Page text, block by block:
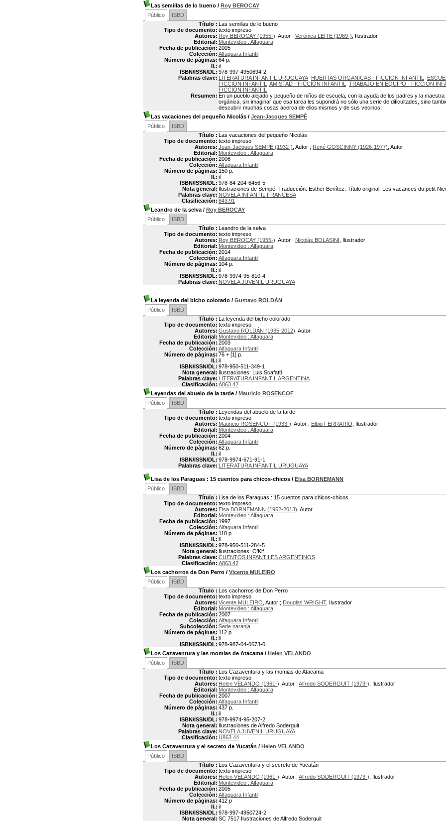
Las semillas de lo bueno / Roy BEROCAY
Público
ISBD
Título : Las semillas de lo bueno
Tipo de documento: texto impreso
Autores: Roy BEROCAY (1955-) , Autor ; Verónica LEITE (1969-) , Ilustrador
Editorial: Montevideo : Alfaguara
Fecha de publicación: 2005
Colección: Alfaguara Infantil
Número de páginas: 64 p.
Il.: il
ISBN/ISSN/DL: 978-997-4950694-2
Palabras clave: LITERATURA INFANTIL URUGUAYA HUERTAS ORGANICAS - FICCION INFANTIL
FICCION INFANTIL
AMISTAD - FICCION INFANTIL
TRABAJO EN EQUIPO - FICCION
FICCION INFANTIL
Resumen: En un pueblo alejado y pequeño de niños de escuela, con la ayuda de los padres y la
orgánica, sin imaginar que esa tarea les supondrá no sólo una serie de dificultades, sino
descubrir muchas cosas acerca de ellos mismos y de sus vecinos.
Las vacaciones del pequeño Nicolás / Jean-Jacques SEMPÉ
Público
ISBD
Título : Las vacaciones del pequeño Nicolás
Tipo de documento: texto impreso
Autores: Jean-Jacques SEMPÉ (1932-) , Autor ; René GOSCINNY (1926-1977) , Autor
Editorial: Montevideo : Alfaguara
Fecha de publicación: 2006
Colección: Alfaguara Infantil
Número de páginas: 150 p.
Il.: il
ISBN/ISSN/DL: 978-84-204-6456-5
Nota general: Ilustraciones de Sempé. Traducción: Esther Benítez. Título original: Les vacances du petit
Palabras clave: NOVELA INFANTIL FRANCESA
Clasificación: 843.91
Leandro de la selva / Roy BEROCAY
Público
ISBD
Título : Leandro de la selva
Tipo de documento: texto impreso
Autores: Roy BEROCAY (1955-) , Autor ; Nicolás BOLASINI , Ilustrador
Editorial: Montevideo : Alfaguara
Fecha de publicación: 2014
Colección: Alfaguara Infantil
Número de páginas: 104 p.
Il.: il
ISBN/ISSN/DL: 978-9974-95-810-4
Palabras clave: NOVELA JUVENIL URUGUAYA
La leyenda del bicho colorado / Gustavo ROLDÁN
Público
ISBD
Título : La leyenda del bicho colorado
Tipo de documento: texto impreso
Autores: Gustavo ROLDÁN (1935-2012) , Autor
Editorial: Montevideo : Alfaguara
Fecha de publicación: 2003
Colección: Alfaguara Infantil
Número de páginas: 76 + [1] p.
Il.: il
ISBN/ISSN/DL: 978-950-511-349-1
Nota general: Ilustraciones: Luis Scafatti
Palabras clave: LITERATURA INFANTIL ARGENTINA
Clasificación: A863.42
Leyendas del abuelo de la tarde / Mauricio ROSENCOF
Público
ISBD
Título : Leyendas del abuelo de la tarde
Tipo de documento: texto impreso
Autores: Mauricio ROSENCOF (1933-) , Autor ; Elbio FERRARIO , Ilustrador
Editorial: Montevideo : Alfaguara
Fecha de publicación: 2004
Colección: Alfaguara Infantil
Número de páginas: 62 p.
Il.: il
ISBN/ISSN/DL: 978-9974-671-91-1
Palabras clave: LITERATURA INFANTIL URUGUAYA
Lisa de los Paraguas : 15 cuentos para chicos-chicos / Elsa BORNEMANN
Público
ISBD
Título : Lisa de los Paraguas : 15 cuentos para chicos-chicos
Tipo de documento: texto impreso
Autores: Elsa BORNEMANN (1952-2013) , Autor
Editorial: Montevideo : Alfaguara
Fecha de publicación: 1997
Colección: Alfaguara Infantil
Número de páginas: 118 p.
Il.: il
ISBN/ISSN/DL: 978-950-511-284-5
Nota general: Ilustraciones: O'Kif
Palabras clave: CUENTOS INFANTILES ARGENTINOS
Clasificación: A863.42
Los cachorros de Don Perro / Vicente MULEIRO
Público
ISBD
Título : Los cachorros de Don Perro
Tipo de documento: texto impreso
Autores: Vicente MULEIRO , Autor ; Douglas WRIGHT, Ilustrador
Editorial: Montevideo : Alfaguara
Fecha de publicación: 2007
Colección: Alfaguara Infantil
Subcolección: Serie naranja
Número de páginas: 112 p.
Il.: il
ISBN/ISSN/DL: 978-987-04-0673-0
Los Cazaventura y las momias de Atacama / Helen VELANDO
Público
ISBD
Título : Los Cazaventura y las momias de Atacama
Tipo de documento: texto impreso
Autores: Helen VELANDO (1961-) , Autor ; Alfredo SODERGUIT (1973-) , Ilustrador
Editorial: Montevideo : Alfaguara
Fecha de publicación: 2007
Colección: Alfaguara Infantil
Número de páginas: 437 p.
Il.: il
ISBN/ISSN/DL: 978-9974-95-207-2
Nota general: Ilustraciones de Alfredo Soderguit
Palabras clave: NOVELA JUVENIL URUGUAYA
Clasificación: U863.44
Los Cazaventura y el secreto de Yucatán / Helen VELANDO
Público
ISBD
Título : Los Cazaventura y el secreto de Yucatán
Tipo de documento: texto impreso
Autores: Helen VELANDO (1961-) , Autor ; Alfredo SODERGUIT (1973-) , Ilustrador
Editorial: Montevideo : Alfaguara
Fecha de publicación: 2005
Colección: Alfaguara Infantil
Número de páginas: 412 p
Il.: il
ISBN/ISSN/DL: 978-997-4950724-2
Nota general: SC 7517 Ilustraciones de Alfredo Soderguit